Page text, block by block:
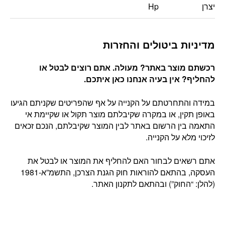
יצרן Hp
מדיניות ביטולים והחזרות
רכשתם מוצר באתר? מעולה. אתם רוצים לבטל או
להחליף? אין בעיה אנחנו כאן איתכם.
במידה והתחרטתם על הקנייה על אף שהפריטים שקניתם הגיעו
באופן תקין, או במקרה שקיבלתם מוצר תקול או שקיימת אי
התאמה בין הרשום באתר לבין המוצר שקיבלתם, הנכם זכאים
לזיכוי מלא על הקנייה.
אתם רשאים לבחור האם להחליף את המוצר או לבטל את
העסקה, בהתאם להוראות חוק הגנת הצרכן, התשמ”א-1981
(להלן: “החוק”) ובהתאם לתקנון האתר.